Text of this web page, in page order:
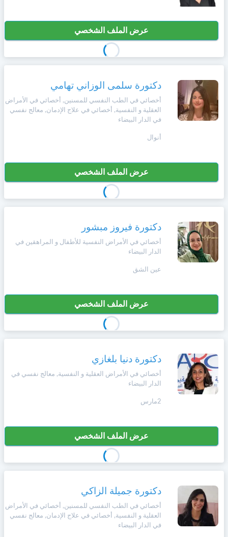
عرض الملف الشخصي
دكتورة سلمى الوزاني تهامي
أخصائي في الطب النفسي للمسنين, أخصائي في الأمراض
العقلية و النفسية, أخصائي في علاج الإدمان, معالج نفسي
في الدار البيضاء
أنوال
عرض الملف الشخصي
دكتورة فيروز مبشور
أخصائي في الأمراض النفسية للأطفال و المراهقين في
الدار البيضاء
عين الشق
عرض الملف الشخصي
دكتورة دنيا بلغازي
أخصائي في الأمراض العقلية و النفسية, معالج نفسي في
الدار البيضاء
2مارس
عرض الملف الشخصي
دكتورة جميلة الزاكي
أخصائي في الطب النفسي للمسنين, أخصائي في الأمراض
العقلية و النفسية, أخصائي في علاج الإدمان, معالج نفسي
في الدار البيضاء